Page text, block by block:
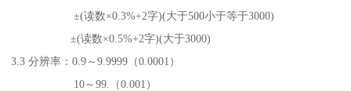
±(读数×0.3%+2字)(大于500小于等于3000)
±(读数×0.5%+2字)(大于3000)
3.3 分辨率：0.9～9.9999（0.0001）
10～99.（0.001）